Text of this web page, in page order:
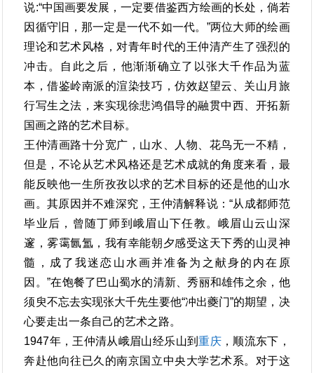
说:“中国画要发展，一定要借鉴西方绘画的长处，倘若
因循守旧，那一定是一代不如一代。”两位大师的绘画
理论和艺术风格，对青年时代的王仲清产生了强烈的
冲击。自此之后，他渐渐确立了以张大千作品为蓝
本，借鉴岭南派的渲染技巧，仿效赵望云、关山月旅
行写生之法，来实现徐悲鸿倡导的融贯中西、开拓新
国画之路的艺术目标。
王仲清画路十分宽广，山水、人物、花鸟无一不精，
但是，不论从艺术风格还是艺术成就的角度来看，最
能反映他一生所孜孜以求的艺术目标的还是他的山水
画。其原因并不难深究，王仲清解释说：“从成都师范
毕业后，曾随丁师到峨眉山下任教。峨眉山云山深
邃，雾霭氤氲，我有幸能朝夕感受这天下秀的山灵神
髓，成了我迷恋山水画并准备为之献身的内在原
因。”在饱餐了巴山蜀水的清新、秀丽和雄伟之余，他
须臾不忘去实现张大千先生要他“冲出夔门”的期望，决
心要走出一条自己的艺术之路。
1947年，王仲清从峨眉山经乐山到重庆，顺流东下，
奔赴他向往已久的南京国立中央大学艺术系。对于这